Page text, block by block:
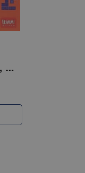
ARCADE spēle, mini